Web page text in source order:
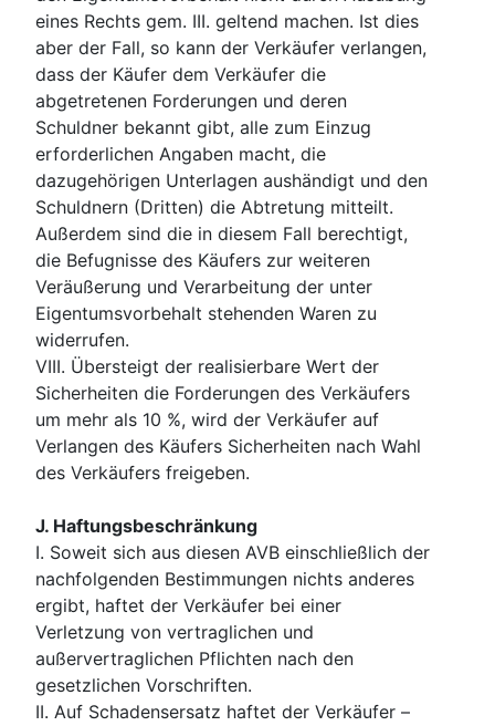
eines Rechts gem. III. geltend machen. Ist dies
aber der Fall, so kann der Verkäufer verlangen,
dass der Käufer dem Verkäufer die
abgetretenen Forderungen und deren
Schuldner bekannt gibt, alle zum Einzug
erforderlichen Angaben macht, die
dazugehörigen Unterlagen aushändigt und den
Schuldnern (Dritten) die Abtretung mitteilt.
Außerdem sind die in diesem Fall berechtigt,
die Befugnisse des Käufers zur weiteren
Veräußerung und Verarbeitung der unter
Eigentumsvorbehalt stehenden Waren zu
widerrufen.
VIII. Übersteigt der realisierbare Wert der
Sicherheiten die Forderungen des Verkäufers
um mehr als 10 %, wird der Verkäufer auf
Verlangen des Käufers Sicherheiten nach Wahl
des Verkäufers freigeben.
J. Haftungsbeschränkung
I. Soweit sich aus diesen AVB einschließlich der
nachfolgenden Bestimmungen nichts anderes
ergibt, haftet der Verkäufer bei einer
Verletzung von vertraglichen und
außervertraglichen Pflichten nach den
gesetzlichen Vorschriften.
II. Auf Schadensersatz haftet der Verkäufer –